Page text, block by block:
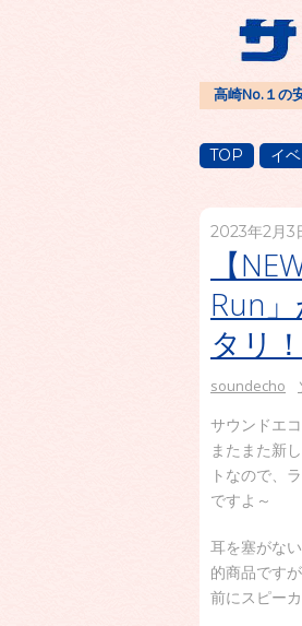
高崎No.１の
TOP イ
2023年2月3
【
Run
タリ！
soundecho
サウンドエ
またまた新
トなので、
ですよ～
耳を塞がな
的商品です
前にスピー